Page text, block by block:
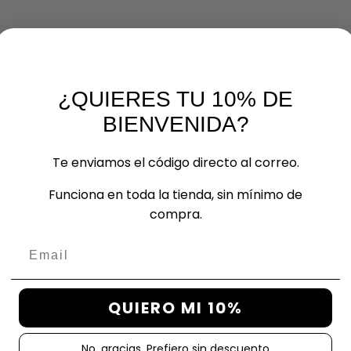
y friccionar con suavidad el cuero cabelludo hasta formar espuma. Aclarar y
2-3 minutos.
¿QUIERES TU 10% DE
BIENVENIDA?
Te enviamos el código directo al correo.
Funciona en toda la tienda, sin mínimo de
compra.
QUIERO MI 10%